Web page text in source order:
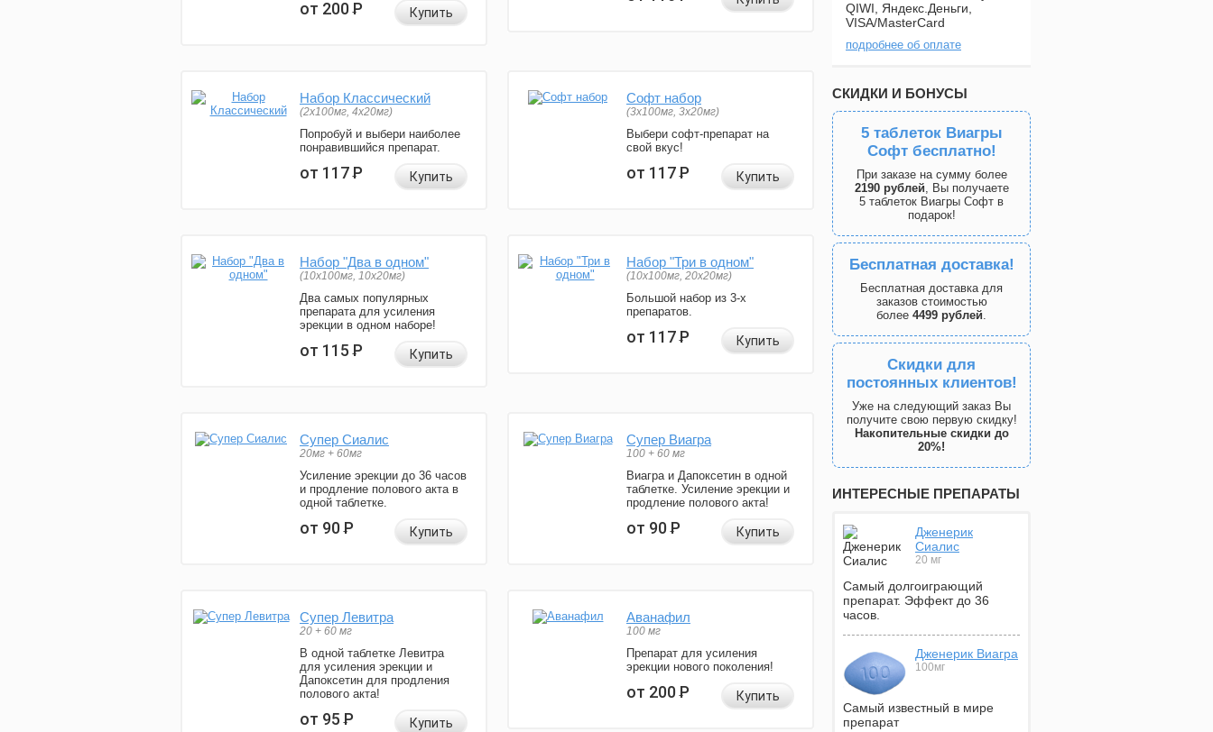
от 200Р Купить
Набор Классический
(2x100мг, 4x20мг)
Попробуй и выбери наиболее
понравившийся препарат.
от 117Р Купить
Софт набор
(3x100мг, 3x20мг)
Выбери софт-препарат на
свой вкус!
от 117Р Купить
Набор "Два в одном"
(10x100мг, 10x20мг)
Два самых популярных
препарата для усиления
эрекции в одном наборе!
от 115Р Купить
Набор "Три в одном"
(10x100мг, 20x20мг)
Большой набор из 3-х
препаратов.
от 117Р Купить
Супер Сиалис
20мг + 60мг
Усиление эрекции до 36 часов
и продление полового акта в
одной таблетке.
от 90Р Купить
Супер Виагра
100 + 60 мг
Виагра и Дапоксетин в одной
таблетке. Усиление эрекции и
продление полового акта!
от 90Р Купить
Супер Левитра
20 + 60 мг
В одной таблетке Левитра
для усиления эрекции и
Дапоксетин для продления
полового акта!
от 95Р Купить
Аванафил
100 мг
Препарат для усиления
эрекции нового поколения!
от 200Р Купить
QIWI, Яндекс.Деньги,
VISA/MasterCard
подробнее об оплате
СКИДКИ И БОНУСЫ
5 таблеток Виагры
Софт бесплатно!
При заказе на сумму более
2190 рублей, Вы получаете
5 таблеток Виагры Софт в
подарок!
Бесплатная доставка!
Бесплатная доставка для
заказов стоимостью
более 4499 рублей.
Скидки для
постоянных клиентов!
Уже на следующий заказ Вы
получите свою первую скидку!
Накопительные скидки до
20%!
ИНТЕРЕСНЫЕ ПРЕПАРАТЫ
Дженерик
Сиалис
20 мг
Самый долгоиграющий
препарат. Эффект до 36
часов.
Дженерик Виагра
100мг
Самый известный в мире
препарат